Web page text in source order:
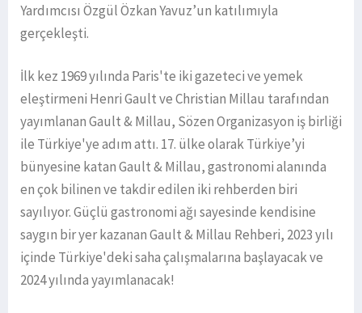
Yardımcısı Özgül Özkan Yavuz’un katılımıyla
gerçekleşti.
İlk kez 1969 yılında Paris'te iki gazeteci ve yemek
eleştirmeni Henri Gault ve Christian Millau tarafından
yayımlanan Gault & Millau, Sözen Organizasyon iş birliği
ile Türkiye'ye adım attı. 17. ülke olarak Türkiye’yi
bünyesine katan Gault & Millau, gastronomi alanında
en çok bilinen ve takdir edilen iki rehberden biri
sayılıyor. Güçlü gastronomi ağı sayesinde kendisine
saygın bir yer kazanan Gault & Millau Rehberi, 2023 yılı
içinde Türkiye'deki saha çalışmalarına başlayacak ve
2024 yılında yayımlanacak!